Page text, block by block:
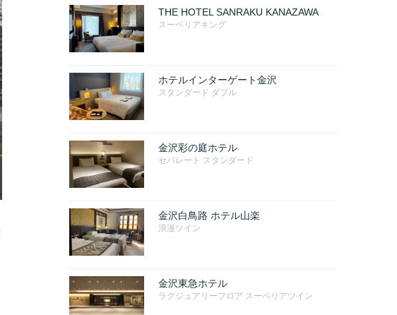
THE HOTEL SANRAKU KANAZAWA
スーペリアキング
ホテルインターゲート金沢
スタンダード ダブル
金沢彩の庭ホテル
セパレート スタンダード
金沢白鳥路 ホテル山楽
浪漫ツイン
金沢東急ホテル
ラグジュアリーフロア スーペリアツイン